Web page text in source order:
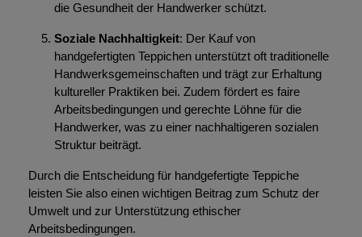
die Gesundheit der Handwerker schützt.
Soziale Nachhaltigkeit: Der Kauf von
handgefertigten Teppichen unterstützt oft traditionelle
Handwerksgemeinschaften und trägt zur Erhaltung
kultureller Praktiken bei. Zudem fördert es faire
Arbeitsbedingungen und gerechte Löhne für die
Handwerker, was zu einer nachhaltigeren sozialen
Struktur beiträgt.
Durch die Entscheidung für handgefertigte Teppiche
leisten Sie also einen wichtigen Beitrag zum Schutz der
Umwelt und zur Unterstützung ethischer
Arbeitsbedingungen.